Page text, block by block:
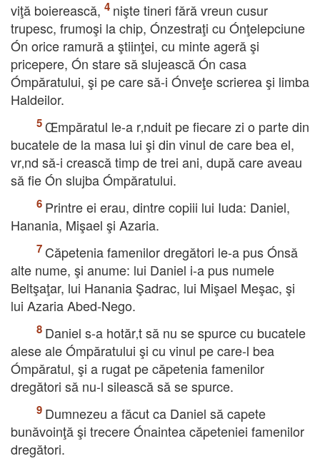
viţă boierească,
nişte tineri fără vreun cusur
trupesc, frumoşi la chip, Ónzestraţi cu Ónţelepciune
Ón orice ramură a ştiinţei, cu minte ageră şi
pricepere, Ón stare să slujească Ón casa
Ómpăratului, şi pe care să-i Ónveţe scrierea şi limba
Haldeilor.
Œmpăratul le-a r‚nduit pe fiecare zi o parte din
bucatele de la masa lui şi din vinul de care bea el,
vr‚nd să-i crească timp de trei ani, după care aveau
să fie Ón slujba Ómpăratului.
Printre ei erau, dintre copiii lui Iuda: Daniel,
Hanania, Mişael şi Azaria.
Căpetenia famenilor dregători le-a pus Ónsă
alte nume, şi anume: lui Daniel i-a pus numele
Beltşaţar, lui Hanania Şadrac, lui Mişael Meşac, şi
lui Azaria Abed-Nego.
Daniel s-a hotăr‚t să nu se spurce cu bucatele
alese ale Ómpăratului şi cu vinul pe care-l bea
Ómpăratul, şi a rugat pe căpetenia famenilor
dregători să nu-l silească să se spurce.
Dumnezeu a făcut ca Daniel să capete
bunăvoinţă şi trecere Ónaintea căpeteniei famenilor
dregători.